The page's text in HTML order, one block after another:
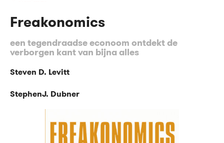
Veilig
Gratis
Freakonomics
een tegendraadse econoom ontdekt de
verborgen kant van bijna alles
Steven D. Levitt
StephenJ. Dubner